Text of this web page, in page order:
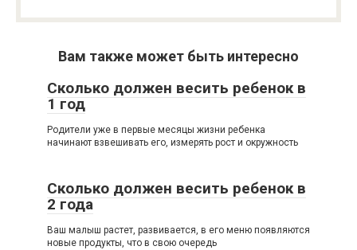
Вам также может быть интересно
Сколько должен весить ребенок в
1 год
Родители уже в первые месяцы жизни ребенка
начинают взвешивать его, измерять рост и окружность
Сколько должен весить ребенок в
2 года
Ваш малыш растет, развивается, в его меню появляются
новые продукты, что в свою очередь